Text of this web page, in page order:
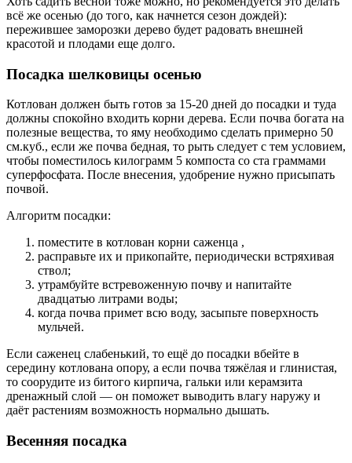
всё же осенью (до того, как начнется сезон дождей):
пережившее заморозки дерево будет радовать внешней
красотой и плодами еще долго.
Посадка шелковицы осенью
Котлован должен быть готов за 15-20 дней до посадки и туда
должны спокойно входить корни дерева. Если почва богата на
полезные вещества, то яму необходимо сделать примерно 50
см.куб., если же почва бедная, то рыть следует с тем условием,
чтобы поместилось килограмм 5 компоста со ста граммами
суперфосфата. После внесения, удобрение нужно присыпать
почвой.
Алгоритм посадки:
поместите в котлован корни саженца ,
расправьте их и прикопайте, периодически встряхивая
ствол;
утрамбуйте встревоженную почву и напитайте
двадцатью литрами воды;
когда почва примет всю воду, засыпьте поверхность
мульчей.
Если саженец слабенький, то ещё до посадки вбейте в
середину котлована опору, а если почва тяжёлая и глинистая,
то соорудите из битого кирпича, гальки или керамзита
дренажный слой — он поможет выводить влагу наружу и
даёт растениям возможность нормально дышать.
Весенняя посадка